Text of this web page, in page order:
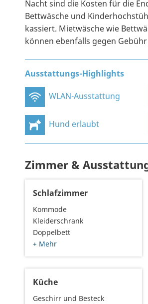
Nacht sind die Kosten für die
Bettwäsche und
kassiert. Mietwäsche wie
können ebenfalls gegen
Ausstattungs-Highlights
WLAN-Ausstattung
Hund erlaubt
Zimmer &
Schlafzimmer
Kommode
Kleiderschrank
Doppelbett
+ Mehr
Küche
Geschirr und Besteck